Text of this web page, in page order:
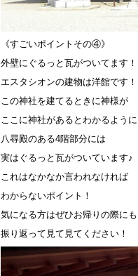
《すごいポイントその④》
外壁にぐるっと瓦がついてます！
エスタシオンの建物は洋館です！
この神社を建てるときに神様が
ここに神社があるとわかるように
八尋殿のある4階部分には
実はぐるっと瓦がついています♪
これはなかなか言われなければ
わからないポイント！
気になる方はぜひお帰りの際にも
振り返って見て見てください！